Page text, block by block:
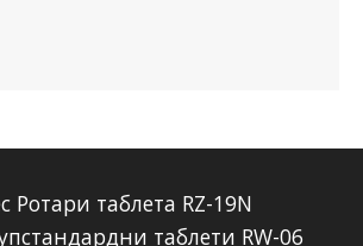
Ротари таблета RZ-19N
таблети RW-06